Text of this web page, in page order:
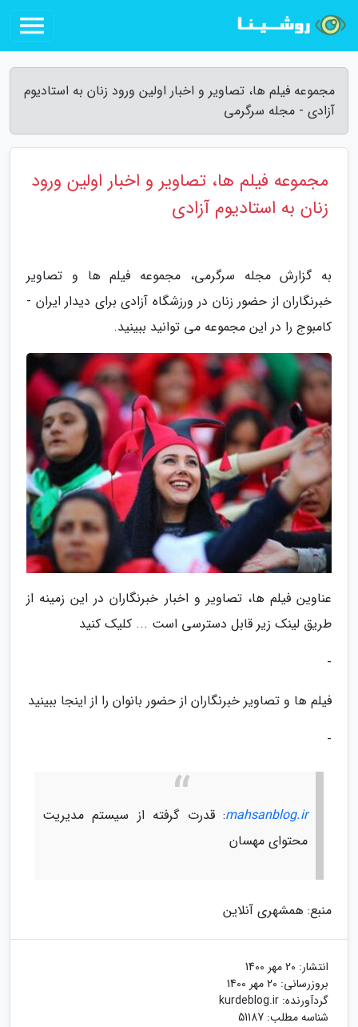
مجموعه فیلم ها، تصاویر و اخبار اولین ورود زنان به استادیوم
آزادی - مجله سرگرمی
مجموعه فیلم ها، تصاویر و اخبار اولین ورود
زنان به استادیوم آزادی
به گزارش مجله سرگرمی، مجموعه فیلم ها و تصاویر
خبرنگاران از حضور زنان در ورزشگاه آزادی برای دیدار ایران -
کامبوج را در این مجموعه می توانید ببینید.
عناوین فیلم ها، تصاویر و اخبار خبرنگاران در این زمینه از
طریق لینک زیر قابل دسترسی است ... کلیک کنید
-
فیلم ها و تصاویر خبرنگاران از حضور بانوان را از اینجا ببینید
-
mahsanblog.ir: قدرت گرفته از سیستم مدیریت
محتوای مهسان
منبع: همشهری آنلاین
انتشار: 20 مهر 1400
بروزرسانی: 20 مهر 1400
گردآورنده: kurdeblog.ir
شناسه مطلب: 51187